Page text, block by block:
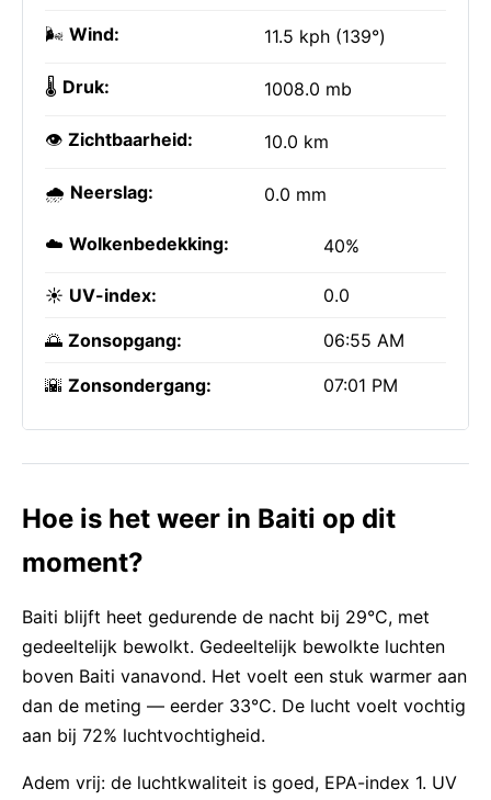
🌬️ Wind: 11.5 kph (139°)
🌡️ Druk: 1008.0 mb
👁️ Zichtbaarheid: 10.0 km
🌧️ Neerslag: 0.0 mm
☁️ Wolkenbedekking: 40%
☀️ UV-index: 0.0
🌅 Zonsopgang: 06:55 AM
🌇 Zonsondergang: 07:01 PM
Hoe is het weer in Baiti op dit
moment?
Baiti blijft heet gedurende de nacht bij 29°C, met
gedeeltelijk bewolkt. Gedeeltelijk bewolkte luchten
boven Baiti vanavond. Het voelt een stuk warmer aan
dan de meting — eerder 33°C. De lucht voelt vochtig
aan bij 72% luchtvochtigheid.
Adem vrij: de luchtkwaliteit is goed, EPA-index 1. UV